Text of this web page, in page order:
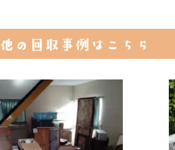
他の回収事例はこちら